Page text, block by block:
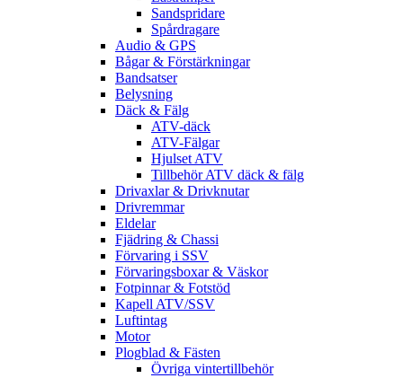
Sandspridare
Spårdragare
Audio & GPS
Bågar & Förstärkningar
Bandsatser
Belysning
Däck & Fälg
ATV-däck
ATV-Fälgar
Hjulset ATV
Tillbehör ATV däck & fälg
Drivaxlar & Drivknutar
Drivremmar
Eldelar
Fjädring & Chassi
Förvaring i SSV
Förvaringsboxar & Väskor
Fotpinnar & Fotstöd
Kapell ATV/SSV
Luftintag
Motor
Plogblad & Fästen
Övriga vintertillbehör